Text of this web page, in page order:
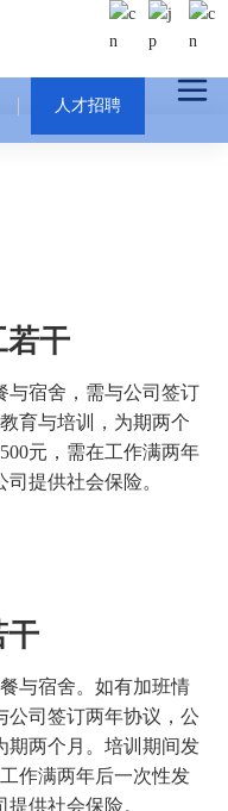
人才招聘
若干
与宿舍，需与公司签订
育与培训，为期两个
元，需在工作满两年
提供社会保险。
干
与宿舍。如有加班情
公司签订两年协议，公
期两个月。培训期间发
作满两年后一次性发
供社会保险。